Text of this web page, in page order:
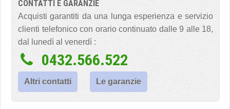
CONTATTI E GARANZIE
Acquisti garantiti da una lunga esperienza e servizio
clienti telefonico con orario continuato dalle 9 alle 18,
dal lunedì al venerdì :
0432.566.522
Altri contatti Le garanzie